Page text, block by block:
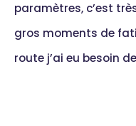
paramètres, c’est
gros moments de
route j’ai eu besoin